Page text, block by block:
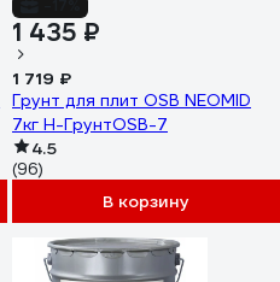
1 435 ₽
1 719 ₽
Грунт для плит OSB NEOMID
7кг Н-ГрунтOSB-7
4.5
(96)
В корзину